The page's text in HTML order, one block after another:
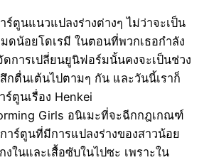
ตูนแนวแปลงร่างต่างๆ ไม่ว่าจะเป็น
ดน้อยโดเรมี ในตอนที่พวกเธอกำลัง
ดการเปลี่ยนยูนิฟอร์มนั้นคงจะเป็นช่วง
กตื่นเต้นไปตามๆ กัน และวันนี้เราก็
ตูนเรื่อง Henkei
Girls อนิเมะที่จะฉีกกฎเกณฑ์
าร์ตูนที่มีการแปลงร่างของสาวน้อย
งในและเสื้อซับในไปซะ เพราะใน